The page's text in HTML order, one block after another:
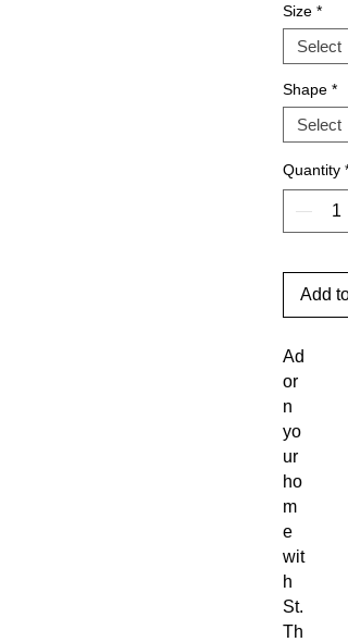
Size *
Shape *
Quantity *
Add
Ad
or
n
yo
ur
ho
m
e
wit
h
St.
Th